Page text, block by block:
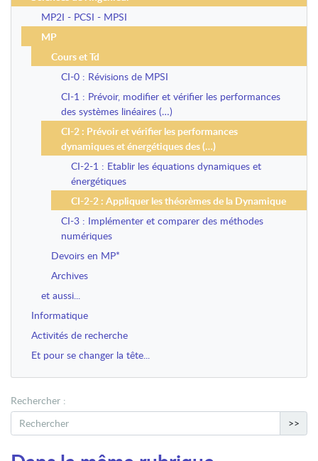
MP2I - PCSI - MPSI
MP
Cours et Td
CI-0 : Révisions de MPSI
CI-1 : Prévoir, modifier et vérifier les performances
des systèmes linéaires (…)
CI-2 : Prévoir et vérifier les performances
dynamiques et énergétiques des (…)
CI-2-1 : Etablir les équations dynamiques et
énergétiques
CI-2-2 : Appliquer les théorèmes de la Dynamique
CI-3 : Implémenter et comparer des méthodes
numériques
Devoirs en MP*
Archives
et aussi...
Informatique
Activités de recherche
Et pour se changer la tête...
Rechercher :
>>